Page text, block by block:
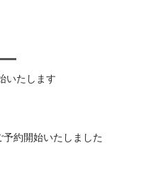
いたします
約開始いたしました